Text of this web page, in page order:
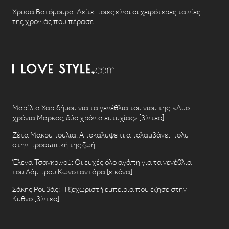
Χρυσά Βατόμουρα: Δείτε ποιες είναι οι χειρότερες ταινίες
της χρονιάς που πέρασε
Μαρίλια Χαριδήμου για τα γενέθλια του γιου της: «Δύο
χρόνια Μάρκος, δύο χρόνια ευτυχίας» [βίντεο]
Ζέτα Μακρυπούλια: Αποκάλυψε τι απολαμβάνει πολύ
στην προσωπική της ζωή
Έλενα Τσαγκρινού: Οι ευχές όλο αγάπη για τα γενέθλια
του Λάμπρου Κωνσταντάρα [εικόνα]
Σάκης Ρουβάς: Η ξεχωριστή εμπειρία που έζησε στην
Κύθνο [βίντεο]